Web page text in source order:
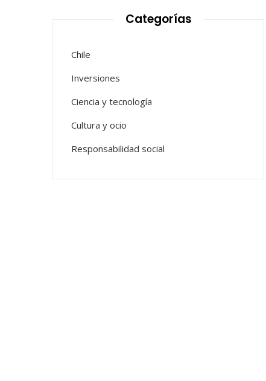
Categorías
Chile
Inversiones
Ciencia y tecnología
Cultura y ocio
Responsabilidad social